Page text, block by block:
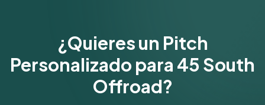
¿Quieres un Pitch
Personalizado para 45 South
Offroad?